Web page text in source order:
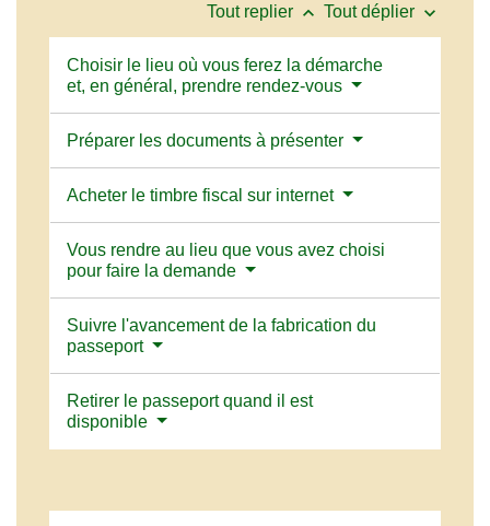
Tout replier keyboard_arrow_up Tout déplier keyboard_arrow_down
Choisir le lieu où vous ferez la démarche
et, en général, prendre rendez-vous
Préparer les documents à présenter
Acheter le timbre fiscal sur internet
Vous rendre au lieu que vous avez choisi
pour faire la demande
Suivre l'avancement de la fabrication du
passeport
Retirer le passeport quand il est
disponible